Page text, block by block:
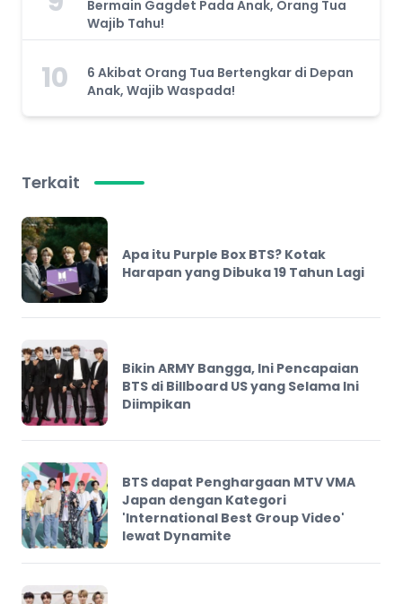
Bermain Gagdet Pada Anak, Orang Tua
Wajib Tahu!
10
6 Akibat Orang Tua Bertengkar di Depan
Anak, Wajib Waspada!
Terkait
Apa itu Purple Box BTS? Kotak
Harapan yang Dibuka 19 Tahun Lagi
Bikin ARMY Bangga, Ini Pencapaian
BTS di Billboard US yang Selama Ini
Diimpikan
BTS dapat Penghargaan MTV VMA
Japan dengan Kategori
'International Best Group Video'
lewat Dynamite